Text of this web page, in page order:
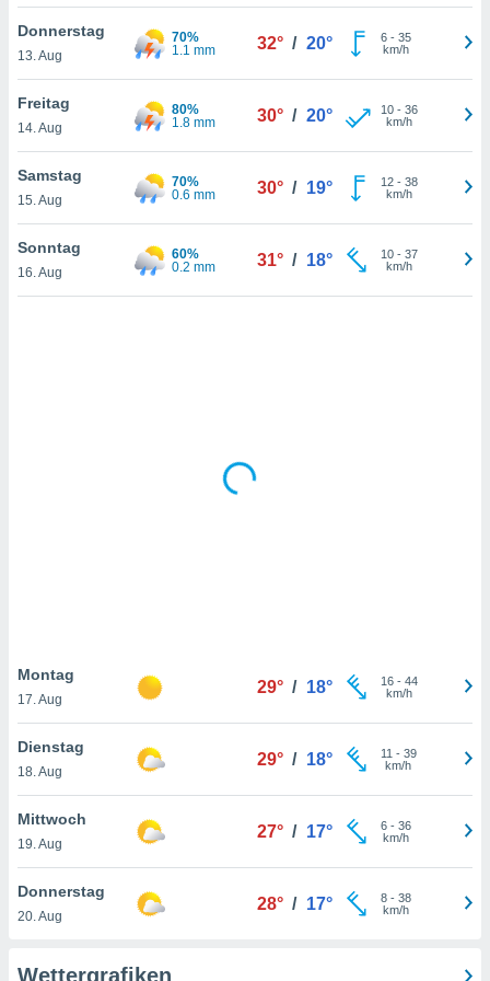
der
weiterhin
nicht
von
und
auf
klicken.
Donnerstag
13. Aug
70%
1.1 mm
32° / 20° 6- 35
km/h
Freitag
14. Aug
80%
1.8 mm
30° / 20° 10- 36
km/h
Samstag
15. Aug
70%
0.6 mm
30° / 19° 12- 38
km/h
Sonntag
16. Aug
60%
0.2 mm
31° / 18° 10- 37
km/h
Montag
17. Aug
29° / 18° 16- 44
km/h
Dienstag
18. Aug
29° / 18° 11 - 39
km/h
Mittwoch
19. Aug
27° / 17° 6- 36
km/h
Donnerstag
20. Aug
28° / 17° 8- 38
km/h
Wettergrafiken